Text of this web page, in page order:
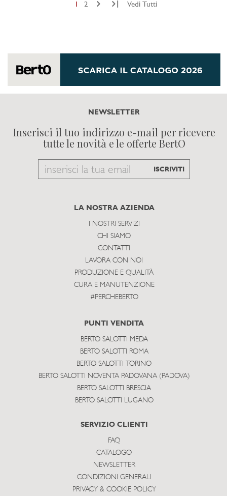
2 Vedi Tutti
NEWSLETTER
Inserisci il tuo indirizzo e-mail per ricevere
tutte le novità e le offerte BertO
Email
subscribe
ISCRIVITI
LA NOSTRA AZIENDA
I NOSTRI SERVIZI
CHI SIAMO
CONTATTI
LAVORA CON NOI
PRODUZIONE E QUALITÀ
CURA E MANUTENZIONE
#PERCHEBERTO
PUNTI VENDITA
BERTO SALOTTI MEDA
BERTO SALOTTI ROMA
BERTO SALOTTI TORINO
BERTO SALOTTI NOVENTA PADOVANA (PADOVA)
BERTO SALOTTI BRESCIA
BERTO SALOTTI LUGANO
SERVIZIO CLIENTI
FAQ
CATALOGO
NEWSLETTER
CONDIZIONI GENERALI
PRIVACY & COOKIE POLICY